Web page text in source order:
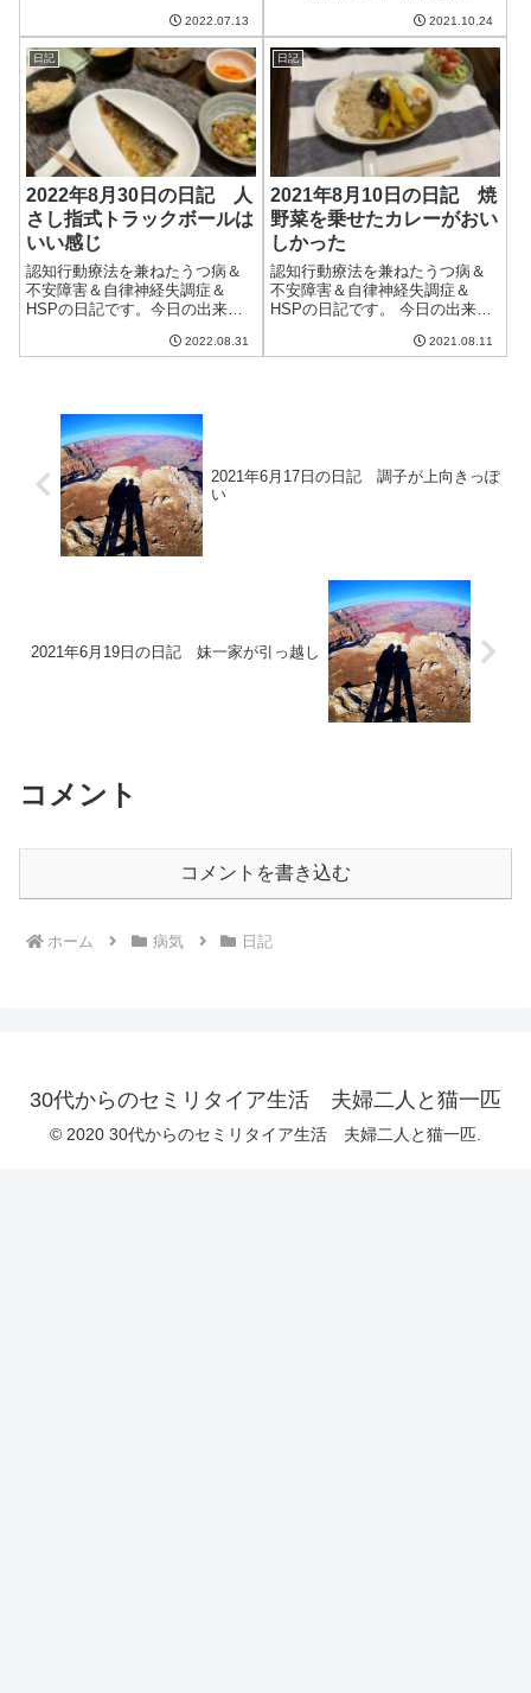
瓶が心配ではあったけど、ここ
まで降らなくてもよかったの
に。気圧が下がっていることも
あり、夫は頭が痛く...
2022.07.13
は上がらないものの、日差しが
暖かく気持ちの良い一日だっ
た。これくらいの日が続けば良
いのに。午前中は妻と散歩へ。
今日は割と調子が良...
2021.10.24
日記
2022年8月30日の日記 人
さし指式トラックボールは
いい感じ
認知行動療法を兼ねたうつ病＆
不安障害＆自律神経失調症＆
HSPの日記です。今日の出来事
天気。そして、午後から夏の空
日からはまた暑い...
2022.08.31
日記
2021年8月10日の日記 焼
野菜を乗せたカレーがおい
しかった
認知行動療法を兼ねたうつ病＆
不安障害＆自律神経失調症＆
HSPの日記です。 今日の出来事
まで上がるという予報だった
2021.08.11
2021年6月17日の日記 調子が上向きっぽ
い
2021年6月19日の日記 妹一家が引っ越し
コメント
コメントを書き込む
ホーム 病気 日記
30代からのセミリタイア生活 夫婦二人と猫一匹
© 2020 30代からのセミリタイア生活 夫婦二人と猫一匹.